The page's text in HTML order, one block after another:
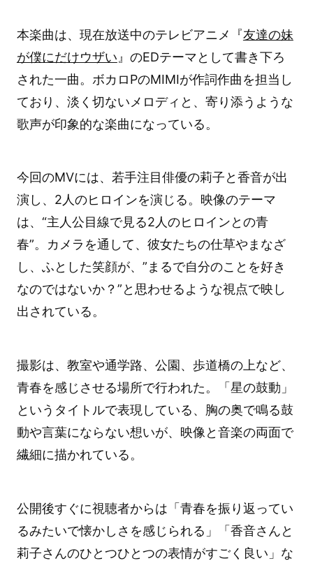
本楽曲は、現在放送中のテレビアニメ『友達の妹
が僕にだけウザい 』のEDテーマとして書き下ろ
された一曲。ボカロPのMIMIが作詞作曲を担当し
ており、淡く切ないメロディと、寄り添うような
歌声が印象的な楽曲になっている。
今回のMVには、若手注目俳優の莉子と香音が出
演し、2人のヒロインを演じる。映像のテーマ
は、“主人公目線で見る2人のヒロインとの青
春”。カメラを通して、彼女たちの仕草やまなざ
し、ふとした笑顔が、”まるで自分のことを好き
なのではないか？”と思わせるような視点で映し
出されている。
撮影は、教室や通学路、公園、歩道橋の上など、
青春を感じさせる場所で行われた。「星の鼓動」
というタイトルで表現している、胸の奥で鳴る鼓
動や言葉にならない想いが、映像と音楽の両面で
繊細に描かれている。
公開後すぐに視聴者からは「青春を振り返ってい
るみたいで懐かしさを感じられる」「香音さんと
莉子さんのひとつひとつの表情がすごく良い」な